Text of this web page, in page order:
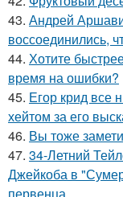
43. Андрей
воссоединились,
44. Хотите
время на ошибки?
45. Егор крид все
хейтом за его
46. Вы тоже
47. 34-Летний
Джейкоба в